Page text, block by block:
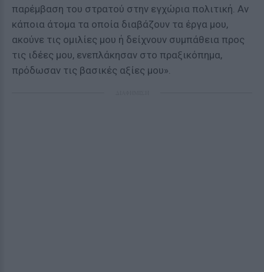
παρέμβαση του στρατού στην εγχώρια πολιτική. Αν
κάποια άτομα τα οποία διαβάζουν τα έργα μου,
ακούνε τις ομιλίες μου ή δείχνουν συμπάθεια προς
τις ιδέες μου, ενεπλάκησαν στο πραξικόπημα,
πρόδωσαν τις βασικές αξίες μου».